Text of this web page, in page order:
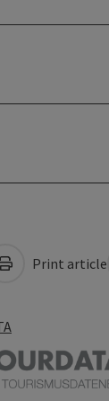
Print article